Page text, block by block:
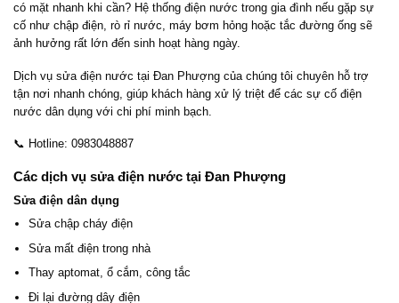
có mặt nhanh khi cần? Hệ thống điện nước trong gia đình nếu gặp sự
cố như chập điện, rò rỉ nước, máy bơm hỏng hoặc tắc đường ống sẽ
ảnh hưởng rất lớn đến sinh hoạt hàng ngày.
Dịch vụ sửa điện nước tại Đan Phượng của chúng tôi chuyên hỗ trợ
tận nơi nhanh chóng, giúp khách hàng xử lý triệt để các sự cố điện
nước dân dụng với chi phí minh bạch.
📞 Hotline: 0983048887
Các dịch vụ sửa điện nước tại Đan Phượng
Sửa điện dân dụng
Sửa chập cháy điện
Sửa mất điện trong nhà
Thay aptomat, ổ cắm, công tắc
Đi lại đường dây điện